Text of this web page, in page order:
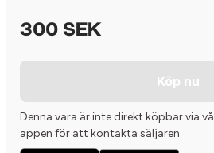
300 SEK
Köp nu
Denna vara är inte direkt köpbar via
appen för att kontakta säljaren